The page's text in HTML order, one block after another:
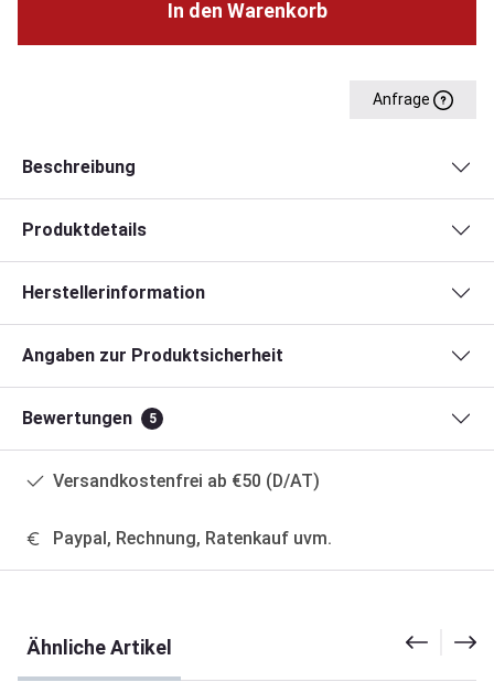
In den Warenkorb
Anfrage
Beschreibung
Produktdetails
Herstellerinformation
Angaben zur Produktsicherheit
Bewertungen 5
Versandkostenfrei ab €50 (D/AT)
Paypal, Rechnung, Ratenkauf uvm.
Ähnliche Artikel